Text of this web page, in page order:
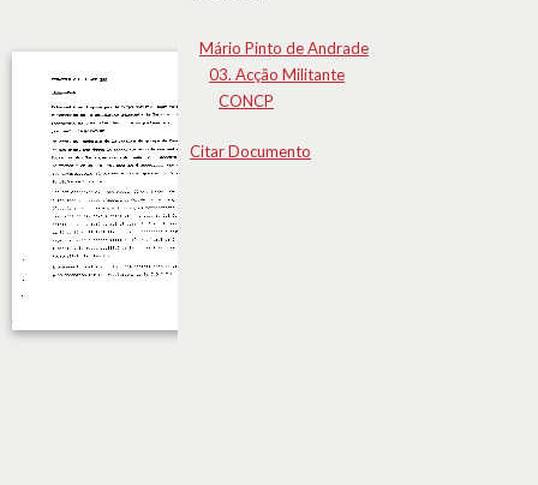
Mário Pinto de Andrade
03. Acção Militante
CONCP
Citar Documento